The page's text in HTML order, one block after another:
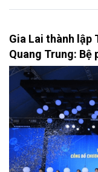
Gia Lai thành lập
Quang Trung: